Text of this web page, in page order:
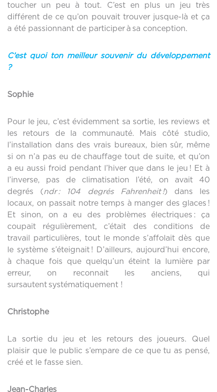
toucher un peu à tout. C’est en plus un jeu très
différent de ce qu’on pouvait trouver jusque-là et ça
a été passionnant de participer à sa conception.
C’est quoi ton meilleur souvenir du développement
?
Sophie
Pour le jeu, c’est évidemment sa sortie, les reviews et
les retours de la communauté. Mais côté studio,
l’installation dans des vrais bureaux, bien sûr, même
si on n’a pas eu de chauffage tout de suite, et qu’on
a eu aussi froid pendant l’hiver que dans le jeu ! Et à
l’inverse, pas de climatisation l’été, on avait 40
degrés (ndr : 104 degrés Fahrenheit !) dans les
locaux, on passait notre temps à manger des glaces !
Et sinon, on a eu des problèmes électriques : ça
coupait régulièrement, c’était des conditions de
travail particulières, tout le monde s’affolait dès que
le système s’éteignait ! D’ailleurs, aujourd’hui encore,
à chaque fois que quelqu’un éteint la lumière par
erreur, on reconnait les anciens, qui
sursautent systématiquement !
Christophe
La sortie du jeu et les retours des joueurs. Quel
plaisir que le public s’empare de ce que tu as pensé,
créé et le fasse sien.
Jean-Charles